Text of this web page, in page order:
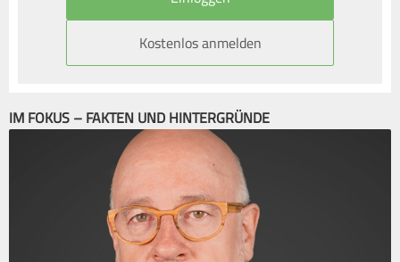
Kostenlos anmelden
IM FOKUS – FAKTEN UND HINTERGRÜNDE